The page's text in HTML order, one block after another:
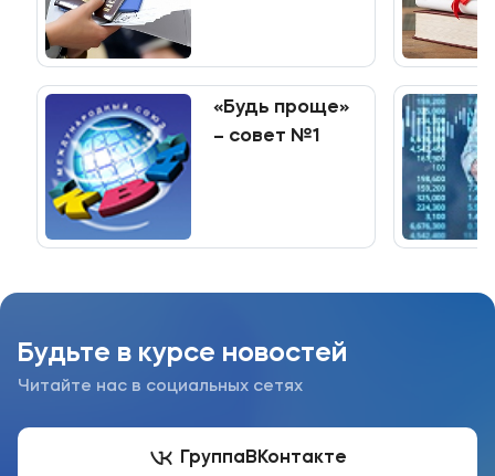
профессионального
образования
«Будь проще»
– совет №1
Будьте в курсе новостей
Читайте нас в социальных сетях
Группа ВКонтакте